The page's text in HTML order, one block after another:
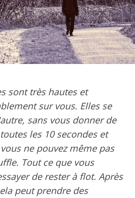
sont très hautes et
sur vous. Elles se
sans vous donner de
les 10 secondes et
ne pouvez même pas
Tout ce que vous
de rester à flot. Après
peut prendre des